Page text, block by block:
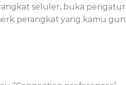
seluler, buka
perangkat yang kamu